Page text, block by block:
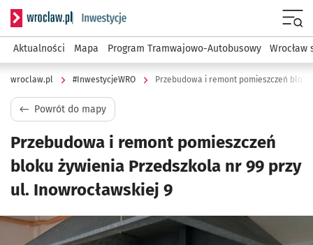
Serwis informacyjny wroclaw.pl podserwis:
Aktualności Mapa Program Tramwajowo-Autobusowy Wrocław
wroclaw.pl #InwestycjeWRO
Powrót do mapy
Przebudowa i remont pomieszczeń
bloku żywienia Przedszkola nr 99 przy
ul. Inowrocławskiej 9
Kliknij, aby powiększyć